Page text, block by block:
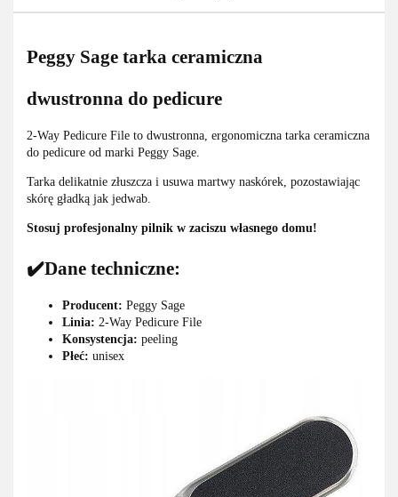
Peggy Sage tarka ceramiczna
dwustronna do pedicure
2-Way Pedicure File to dwustronna, ergonomiczna tarka ceramiczna
do pedicure od marki Peggy Sage.
Tarka delikatnie złuszcza i usuwa martwy naskórek, pozostawiając
skórę gładką jak jedwab.
Stosuj profesjonalny pilnik w zaciszu własnego domu!
✔️Dane techniczne:
Producent: Peggy Sage
Linia: 2-Way Pedicure File
Konsystencja: peeling
Płeć: unisex